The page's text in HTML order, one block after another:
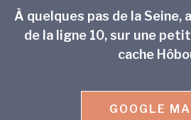
À quelques pas de la Seine,
de la ligne 10, sur une
cache
GOOGLE